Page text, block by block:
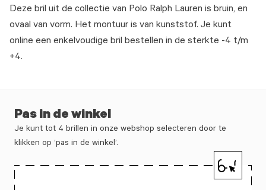
Deze bril uit de collectie van Polo Ralph Lauren is bruin, en
ovaal van vorm. Het montuur is van kunststof. Je kunt
online een enkelvoudige bril bestellen in de sterkte -4 t/m
+4.
Pas in de winkel
Je kunt tot 4 brillen in onze webshop selecteren door te
klikken op ‘pas in de winkel’.